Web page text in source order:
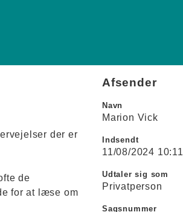
der er
de
for at læse om
Afsender
Navn
Marion Vick
Indsendt
11/08/2024 10:11
Udtaler sig som
Privatperson
Sagsnummer